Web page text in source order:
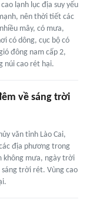
lạnh lục địa suy yếu
nên thời tiết các
mây, có mưa,
có dông, cục bộ có
đông nam cấp 2,
núi cao rét hại.
về sáng trời
văn tỉnh Lào Cai,
địa phương trong
không mưa, ngày trời
trời rét. Vùng cao